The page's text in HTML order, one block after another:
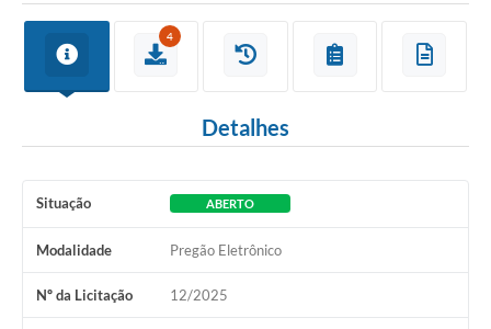
FISCAL
Portal da Transparência
Setores Públicos – Telefones
Atualização Cadastral
A Nossa Cidade
Galeria de Fotos
Audiências Públicas
4
Detalhes
Situação ABERTO
Modalidade Pregão Eletrônico
Nº da Licitação 12/2025